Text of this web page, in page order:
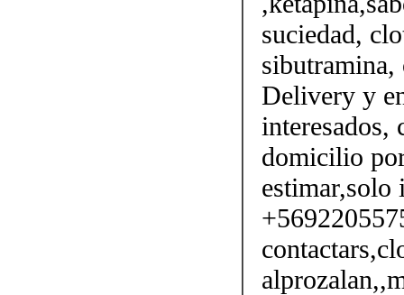
suciedad,
Delivery y
interesados,
domicilio
estimar,solo